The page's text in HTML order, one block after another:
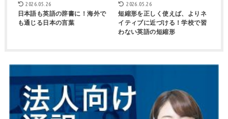
2026.05.26
日本語も英語の辞書に！海外で
も通じる日本の言葉
2026.05.26
短縮形を正しく使えば、よりネ
イティブに近づける！学校で習
わない英語の短縮形